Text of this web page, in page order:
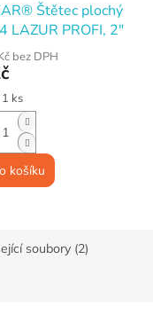
Štětec plochý
LAZUR PROFI, 2"
bez DPH
ks
košíku
soubory (2)